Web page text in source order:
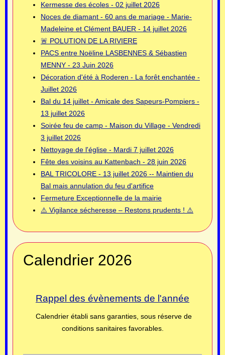
Kermesse des écoles - 02 juillet 2026
Noces de diamant - 60 ans de mariage - Marie-
Madeleine et Clément BAUER - 14 juillet 2026
🚨 POLUTION DE LA RIVIERE
PACS entre Noëline LASBENNES & Sébastien
MENNY - 23 Juin 2026
Décoration d'été à Roderen - La forêt enchantée -
Juillet 2026
Bal du 14 juillet - Amicale des Sapeurs-Pompiers -
13 juillet 2026
Soirée feu de camp - Maison du Village - Vendredi
3 juillet 2026
Nettoyage de l'église - Mardi 7 juillet 2026
Fête des voisins au Kattenbach - 28 juin 2026
BAL TRICOLORE - 13 juillet 2026 -- Maintien du
Bal mais annulation du feu d'artifice
Fermeture Exceptionnelle de la mairie
⚠️ Vigilance sécheresse – Restons prudents ! ⚠️
Calendrier 2026
Rappel des évènements de l'année
Calendrier établi sans garanties, sous réserve de
conditions sanitaires favorables.